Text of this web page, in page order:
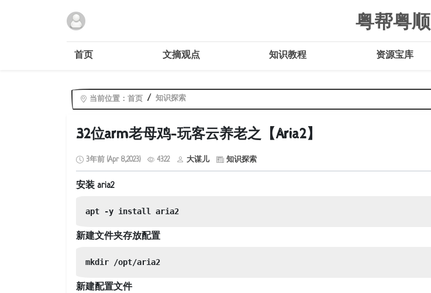
粤帮粤顺
首页 文摘观点 知识教程 资源宝库
当前位置： 首页 知识探索
32位arm老母鸡-玩客云养老之【Aria2】
3年前 (Apr 8,2023) 4322 大谋儿 知识探索
安装 aria2
apt -y install aria2
新建文件夹存放配置
mkdir /opt/aria2
新建配置文件